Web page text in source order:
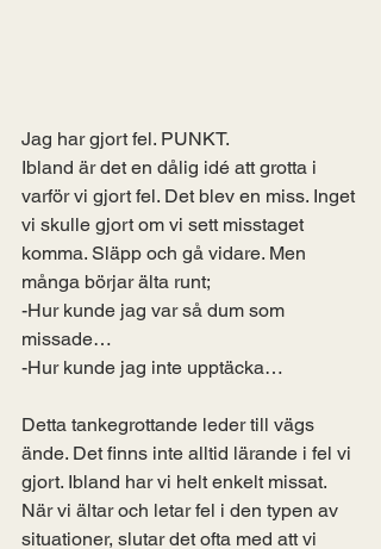
Jag har gjort fel. PUNKT.
Ibland är det en dålig idé att grotta i
varför vi gjort fel. Det blev en miss. Inget
vi skulle gjort om vi sett misstaget
komma. Släpp och gå vidare. Men
många börjar älta runt;
-Hur kunde jag var så dum som
missade…
-Hur kunde jag inte upptäcka…
Detta tankegrottande leder till vägs
ände. Det finns inte alltid lärande i fel vi
gjort. Ibland har vi helt enkelt missat.
När vi ältar och letar fel i den typen av
situationer, slutar det ofta med att vi